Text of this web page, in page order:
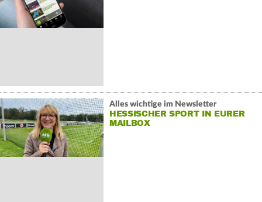
Alles wichtige im Newsletter
HESSISCHER SPORT IN EURER
MAILBOX